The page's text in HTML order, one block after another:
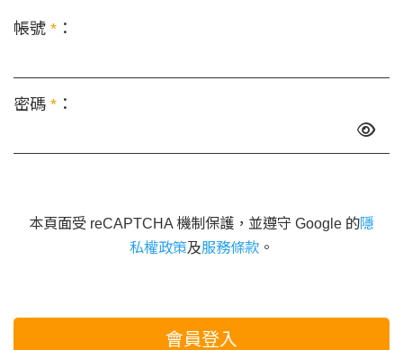
帳號 * ：
密碼 * ：
本頁面受 reCAPTCHA 機制保護，並遵守 Google 的隱
私權政策及服務條款 。
會員登入